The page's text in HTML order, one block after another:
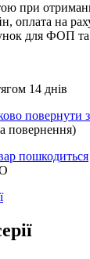
при
оплата на
для ФОП
14 днів
повернути
повернення)
пошкодиться